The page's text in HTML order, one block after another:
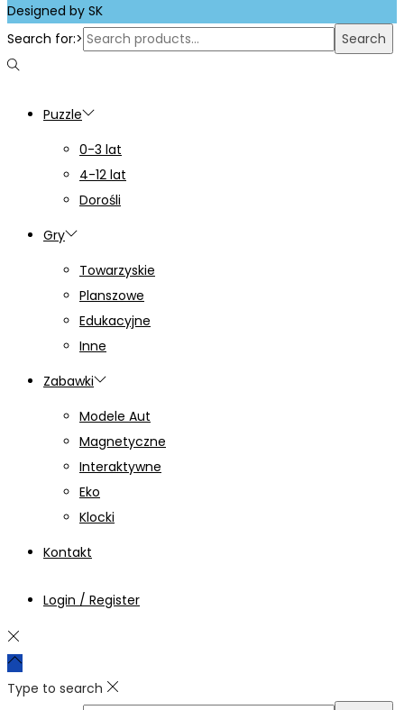
Designed by SK
Search for:>
Search
Puzzle
0-3 lat
4-12 lat
Dorośli
Gry
Towarzyskie
Planszowe
Edukacyjne
Inne
Zabawki
Modele Aut
Magnetyczne
Interaktywne
Eko
Klocki
Kontakt
Login / Register
Type to search